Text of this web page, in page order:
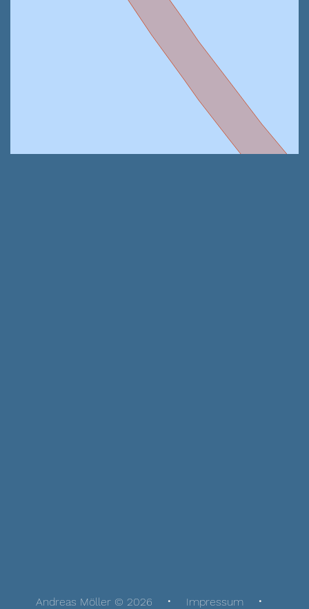
Andreas Möller © 2026 Impressum